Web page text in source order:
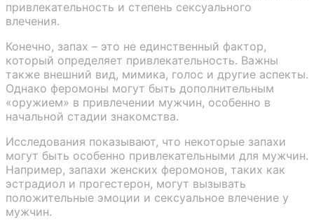
привлекательность и степень сексуального
влечения.
Конечно, запах – это не единственный фактор,
который определяет привлекательность. Важны
также внешний вид, мимика, голос и другие аспекты.
Однако феромоны могут быть дополнительным
«оружием» в привлечении мужчин, особенно в
начальной стадии знакомства.
Исследования показывают, что некоторые запахи
могут быть особенно привлекательными для мужчин.
Например, запахи женских феромонов, таких как
эстрадиол и прогестерон, могут вызывать
положительные эмоции и сексуальное влечение у
мужчин.